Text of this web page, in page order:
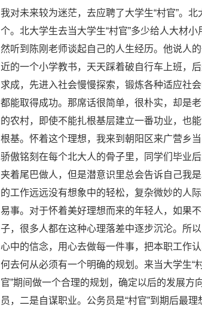
我对未来较为迷茫，去应聘了大学生“村官”。
个。北大学生去当大学生“村官”多少给人大材
然听到陈刚老师谈起自己的人生经历。他说人
近的一个小学教书，天天踩着破自行车上班，
求成，先进入社会慢慢探索，锻炼各种适应社
都能取得成功。那席话很简单，很朴实，却是
的农村，即使不能扎根基层建立一番功业，也
根基。怀着这个理想，我来到朝阳区来广营乡
骄傲铭刻在每个北大人的骨子里，同学们毕业
夹着尾巴做人，但是潜意识里总会告诉自己我
的工作远远没有想象中的轻松，复杂微妙的人
易事。对于怀着美好理想而来的年轻人，如果
子，很多人都在这种心理落差中逐步沉沦。所
心中的信念，用心去做每一件事，把本职工作
何去何从必须有一个明确的规划。来当大学生“
官”期间做一个合理的规划，确定以后的发展方
员，二是自谋职业。公务员是“村官”到期后最